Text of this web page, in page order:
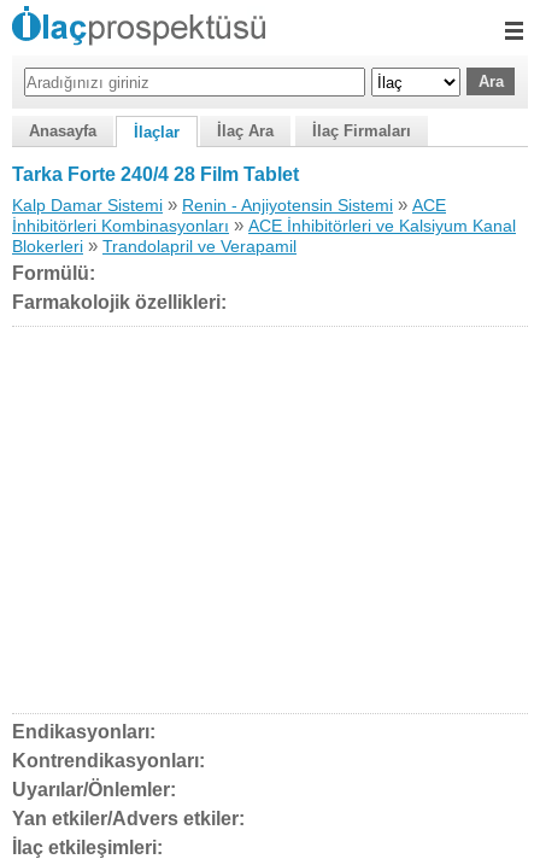
Anasayfa İlaçlar İlaç Ara İlaç Firmaları
Tarka Forte 240/4 28 Film Tablet
Kalp Damar Sistemi » Renin - Anjiyotensin Sistemi » ACE
İnhibitörleri Kombinasyonları » ACE İnhibitörleri ve Kalsiyum Kanal
Blokerleri » Trandolapril ve Verapamil
Formülü:
Farmakolojik özellikleri:
Endikasyonları:
Kontrendikasyonları:
Uyarılar/Önlemler:
Yan etkiler/Advers etkiler:
İlaç etkileşimleri: